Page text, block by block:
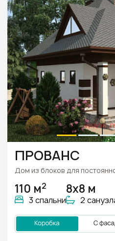
ПРОВАНС
Дом из блоков для
110 м2
3 спальни
8х8 м
2